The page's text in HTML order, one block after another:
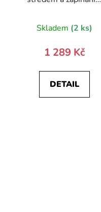
dřevěné dárkové
krabičce 876-
Skladem (2 ks)
1 289 Kč
DETAIL